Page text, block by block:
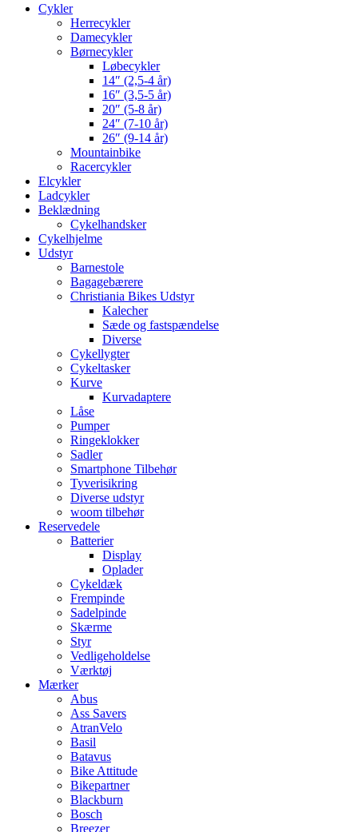
Cykler
Herrecykler
Damecykler
Børnecykler
Løbecykler
14″ (2,5-4 år)
16″ (3,5-5 år)
20″ (5-8 år)
24″ (7-10 år)
26″ (9-14 år)
Mountainbike
Racercykler
Elcykler
Ladcykler
Beklædning
Cykelhandsker
Cykelhjelme
Udstyr
Barnestole
Bagagebærere
Christiania Bikes Udstyr
Kalecher
Sæde og fastspændelse
Diverse
Cykellygter
Cykeltasker
Kurve
Kurvadaptere
Låse
Pumper
Ringeklokker
Sadler
Smartphone Tilbehør
Tyverisikring
Diverse udstyr
woom tilbehør
Reservedele
Batterier
Display
Oplader
Cykeldæk
Frempinde
Sadelpinde
Skærme
Styr
Vedligeholdelse
Værktøj
Mærker
Abus
Ass Savers
AtranVelo
Basil
Batavus
Bike Attitude
Bikepartner
Blackburn
Bosch
Breezer